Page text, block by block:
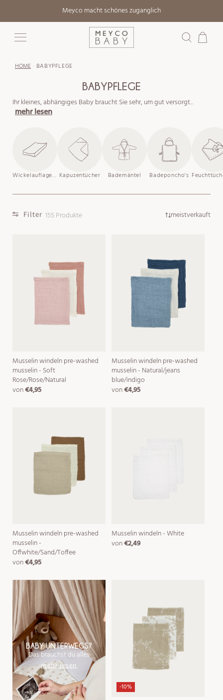
Inhalt
Meyco macht schönes zuganglich
Warenkorb
HOME · BABYPFLEGE
BABYPFLEGE
Ihr kleines, abhängiges Baby braucht Sie sehr, um gut versorgt...
mehr lesen
Wickelauflagenbezüge Kapuzentücher Bademäntel Badeponcho's
Filter 155 Produkte meistverkauft
Musselin windeln pre-washed
musselin - Soft
Rose/Rose/Natural
normaler
von€4,95
Musselin windeln pre-washed
musselin - Natural/jeans
blue/indigo
normaler
von€4,95
Musselin windeln pre-washed
musselin -
Offwhite/Sand/Toffee
normaler
von€4,95
Musselin windeln - White
normaler
von€2,49
BABY UNTERWEGS?
Das brauchst du alles
mehr lesen
-10%